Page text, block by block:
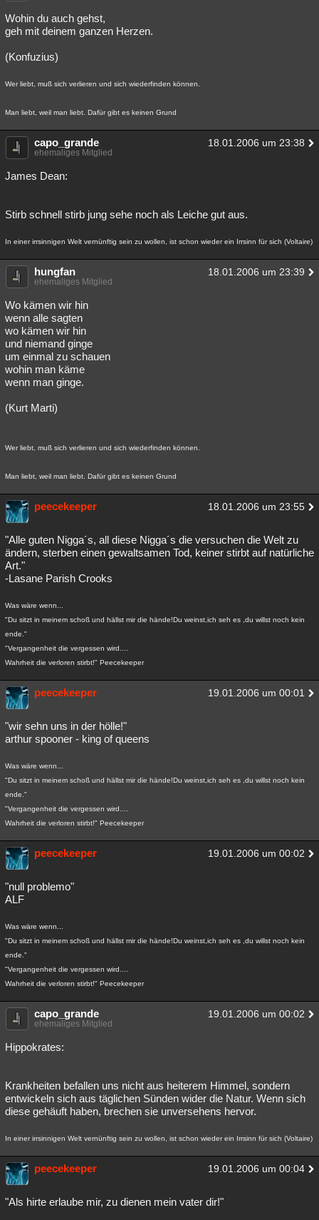
Wohin du auch gehst,
geh mit deinem ganzen Herzen.
(Konfuzius)
Wer liebt, muß sich verlieren und sich wiederfinden können.
Man liebt, weil man liebt. Dafür gibt es keinen Grund
capo_grande 18.01.2006 um 23:38
ehemaliges Mitglied
James Dean:
Stirb schnell stirb jung sehe noch als Leiche gut aus.
In einer irrsinnigen Welt vernünftig sein zu wollen, ist schon wieder ein Irrsinn für sich (Voltaire)
hungfan 18.01.2006 um 23:39
ehemaliges Mitglied
Wo kämen wir hin
wenn alle sagten
wo kämen wir hin
und niemand ginge
um einmal zu schauen
wohin man käme
wenn man ginge.
(Kurt Marti)
Wer liebt, muß sich verlieren und sich wiederfinden können.
Man liebt, weil man liebt. Dafür gibt es keinen Grund
peecekeeper 18.01.2006 um 23:55
"Alle guten Nigga´s, all diese Nigga´s die versuchen die Welt zu
ändern, sterben einen gewaltsamen Tod, keiner stirbt auf natürliche
Art."
-Lasane Parish Crooks
Was wäre wenn...
"Du sitzt in meinem schoß und hällst mir die hände!Du weinst,ich seh es ,du willst noch kein
ende."
"Vergangenheit die vergessen wird....
Wahrheit die verloren stirbt!" Peecekeeper
peecekeeper 19.01.2006 um 00:01
"wir sehn uns in der hölle!"
arthur spooner - king of queens
Was wäre wenn...
"Du sitzt in meinem schoß und hällst mir die hände!Du weinst,ich seh es ,du willst noch kein
ende."
"Vergangenheit die vergessen wird....
Wahrheit die verloren stirbt!" Peecekeeper
peecekeeper 19.01.2006 um 00:02
"null problemo"
ALF
Was wäre wenn...
"Du sitzt in meinem schoß und hällst mir die hände!Du weinst,ich seh es ,du willst noch kein
ende."
"Vergangenheit die vergessen wird....
Wahrheit die verloren stirbt!" Peecekeeper
capo_grande 19.01.2006 um 00:02
ehemaliges Mitglied
Hippokrates:
Krankheiten befallen uns nicht aus heiterem Himmel, sondern
entwickeln sich aus täglichen Sünden wider die Natur. Wenn sich
diese gehäuft haben, brechen sie unversehens hervor.
In einer irrsinnigen Welt vernünftig sein zu wollen, ist schon wieder ein Irrsinn für sich (Voltaire)
peecekeeper 19.01.2006 um 00:04
"Als hirte erlaube mir, zu dienen mein vater dir!"